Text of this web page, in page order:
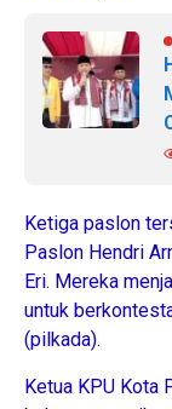
Ketiga paslon
Paslon Hendri
Eri. Mereka
untuk
(pilkada).
Ketua KPU Kota